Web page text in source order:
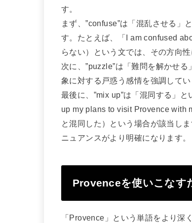
す。
まず、”confuse”は「混乱させる」
す。たとえば、「I am confused
らない）という文では、その方向
次に、”puzzle”は「難問を解かせ
象に対する戸惑う感情を強調してい
最後に、”mix up”は「混同する」
up my plans to visit Provence with
と混同した）という場合が該当し
ニュアンスがより明確になります。
Provenceを使いこなす
「Provence」という単語をより深